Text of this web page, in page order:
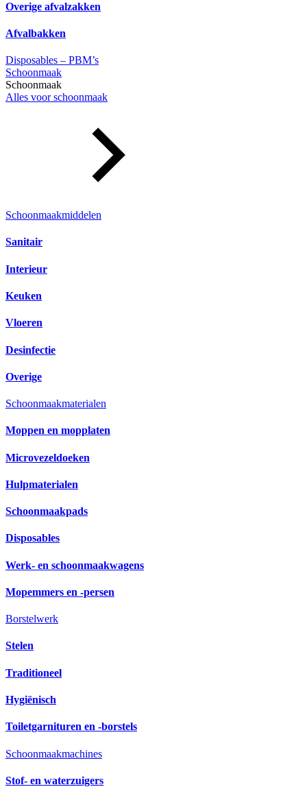
Overige afvalzakken
Afvalbakken
Disposables – PBM’s
Schoonmaak
Schoonmaak
Alles voor schoonmaak
Schoonmaakmiddelen
Sanitair
Interieur
Keuken
Vloeren
Desinfectie
Overige
Schoonmaakmaterialen
Moppen en mopplaten
Microvezeldoeken
Hulpmaterialen
Schoonmaakpads
Disposables
Werk- en schoonmaakwagens
Mopemmers en -persen
Borstelwerk
Stelen
Traditioneel
Hygiënisch
Toiletgarnituren en -borstels
Schoonmaakmachines
Stof- en waterzuigers